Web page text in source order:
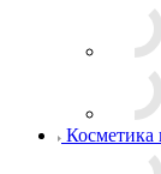
Косметика